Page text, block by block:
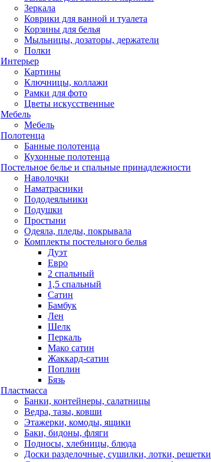
Зеркала
Коврики для ванной и туалета
Корзины для белья
Мыльницы, дозаторы, держатели
Полки
Интерьер
Картины
Ключницы, коллажи
Рамки для фото
Цветы искусственные
Мебель
Мебель
Полотенца
Банные полотенца
Кухонные полотенца
Постельное белье и спальные принадлежности
Наволочки
Наматрасники
Пододеяльники
Подушки
Простыни
Одеяла, пледы, покрывала
Комплекты постельного белья
Дуэт
Евро
2 спальный
1,5 спальный
Сатин
Бамбук
Лен
Шелк
Перкаль
Мако сатин
Жаккард-сатин
Поплин
Бязь
Пластмасса
Банки, контейнеры, салатницы
Ведра, тазы, ковши
Этажерки, комоды, ящики
Баки, бидоны, фляги
Подносы, хлебницы, блюда
Доски разделочные, сушилки, лотки, решетки